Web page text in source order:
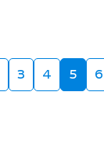
3 4 5 6